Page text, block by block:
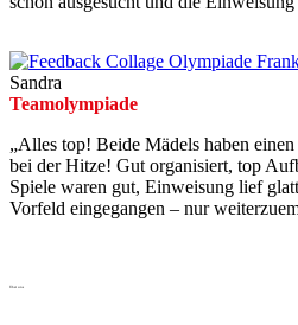
Sandra
Teamolympiade
„Alles top! Beide Mädels haben
bei der Hitze! Gut organisiert, top
Spiele waren gut, Einweisung lief
Vorfeld eingegangen – nur
Über uns